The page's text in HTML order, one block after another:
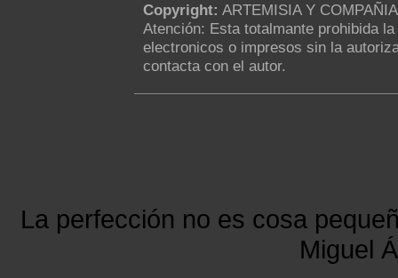
Copyright: ARTEMISIA Y
Atención: Esta totalmante prohibida
electronicos o impresos sin la
contacta con el autor.
La perfección no es cosa
Miguel